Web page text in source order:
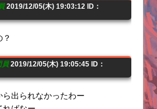
2019/12/05(木) 19:03:12 ID：
員2019/12/05(木) 19:05:45 ID：
出られなかったわー